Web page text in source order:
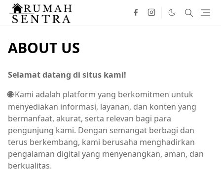
ABOUT US
Selamat datang di situs kami!
🌐 Kami adalah platform yang berkomitmen untuk
menyediakan informasi, layanan, dan konten yang
bermanfaat, akurat, serta relevan bagi para
pengunjung kami. Dengan semangat berbagi dan
terus berkembang, kami berusaha menghadirkan
pengalaman digital yang menyenangkan, aman, dan
berkualitas.